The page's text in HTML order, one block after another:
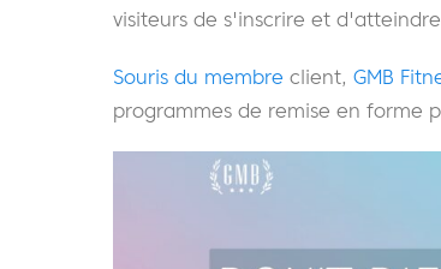
visiteurs de s'inscrire et
Souris du membre client, GMB
programmes de remise en forme